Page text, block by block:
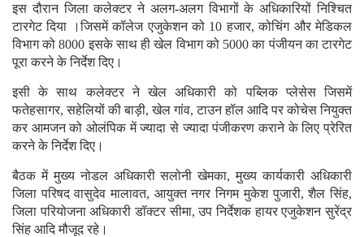
इस दौरान जिला कलेक्टर ने अलग-अलग विभागों के अधिकारियों निश्चित
टारगेट दिया ।जिसमें कॉलेज एजुकेशन को 10 हजार, कोचिंग और मेडिकल
विभाग को 8000 इसके साथ ही खेल विभाग को 5000 का पंजीयन का टारगेट
पूरा करने के निर्देश दिए।
इसी के साथ कलेक्टर ने खेल अधिकारी को पब्लिक प्लेसेस जिसमें
फतेहसागर, सहेलियों की बाड़ी, खेल गांव, टाउन हॉल आदि पर कोचेस नियुक्त
कर आमजन को ओलंपिक में ज्यादा से ज्यादा पंजीकरण कराने के लिए प्रेरित
करने के निर्देश दिए।
बैठक में मुख्य नोडल अधिकारी सलोनी खेमका, मुख्य कार्यकारी अधिकारी
जिला परिषद वासुदेव मालावत, आयुक्त नगर निगम मुकेश पुजारी, शैल सिंह,
जिला परियोजना अधिकारी डॉक्टर सीमा, उप निर्देशक हायर एजुकेशन सुरेंद्र
सिंह आदि मौजूद रहे।